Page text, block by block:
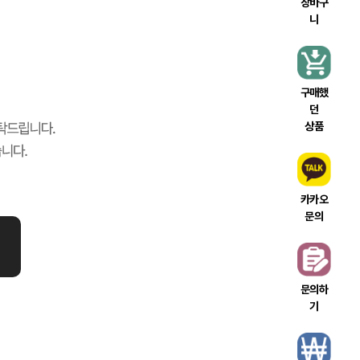
니
구매했
던
상품
카카오
문의
문의하
기